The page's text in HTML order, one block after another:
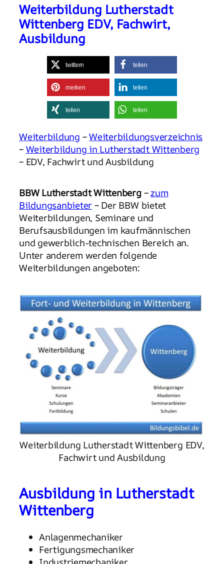
Weiterbildung Lutherstadt
Wittenberg EDV, Fachwirt,
Ausbildung
twittern teilen
merken teilen
teilen teilen
Weiterbildung –Weiterbildungsverzeichnis
–Weiterbildung in Lutherstadt Wittenberg
– EDV, Fachwirt und Ausbildung
BBW Lutherstadt Wittenberg–zum
Bildungsanbieter – Der BBW bietet
Weiterbildungen, Seminare und
Berufsausbildungen im kaufmännischen
und gewerblich-technischen Bereich an.
Unter anderem werden folgende
Weiterbildungen angeboten:
Weiterbildung Lutherstadt Wittenberg EDV,
Fachwirt und Ausbildung
Ausbildung in Lutherstadt
Wittenberg
Anlagenmechaniker
Fertigungsmechaniker